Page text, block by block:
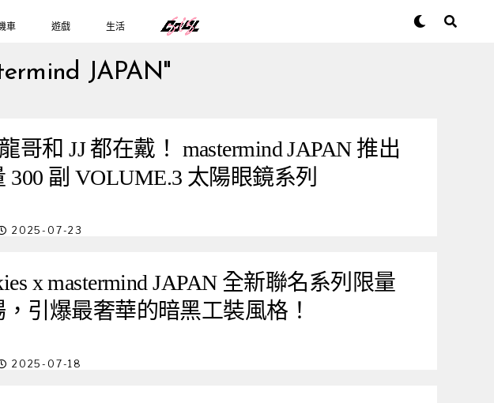
車 遊戲 生活
JAPAN"
哥和 JJ 都在戴！ mastermind JAPAN 推出
300 副 VOLUME.3 太陽眼鏡系列
2025-07-23
x mastermind JAPAN 全新聯名系列限量
，引爆最奢華的暗黑工裝風格！
2025-07-18